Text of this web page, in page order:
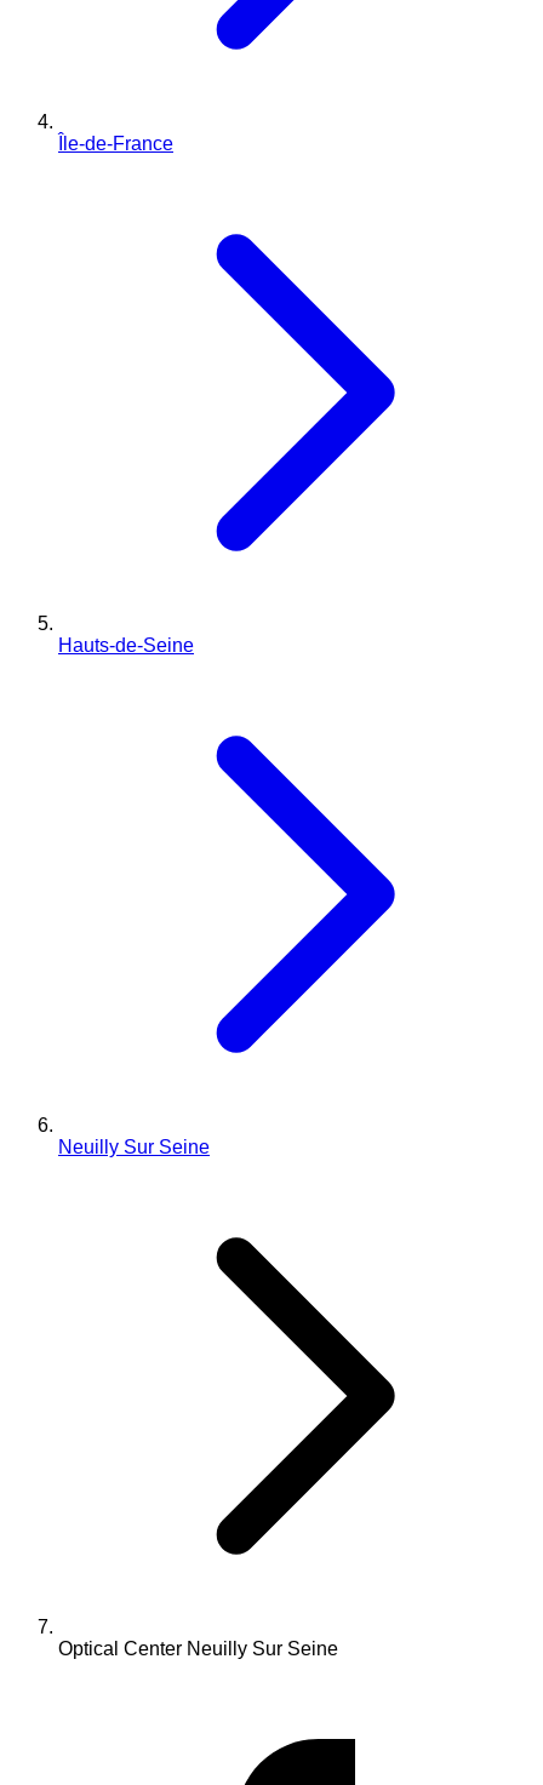
Île-de-France
Hauts-de-Seine
Neuilly Sur Seine
Optical Center Neuilly Sur Seine